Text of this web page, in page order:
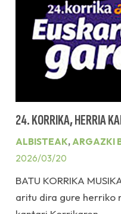
24. KORRIKA, HERRIA
ALBISTEAK,ARGAZKI
2026/03/20
BATU KORRIKA
aritu dira gure herriko